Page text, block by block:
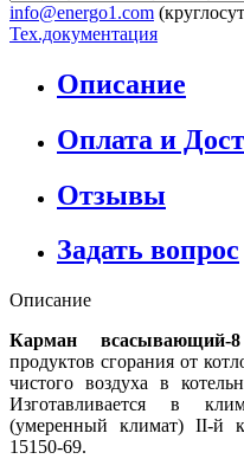
info@energo1.com
Тех.документация
Описание
Оплата и
Отзывы
Задать вопрос
Описание
Карман всасывающий-8
продуктов сгорания от
чистого воздуха в
Изготавливается в
(умеренный климат) II-й
15150-69.